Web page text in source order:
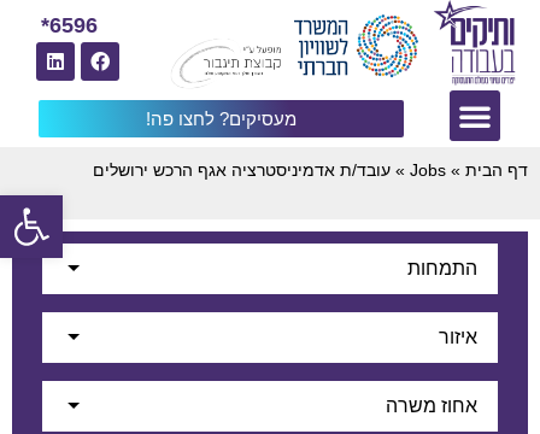
מעסיקים? לחצו פה!
6596*
דף הבית »
Jobs
» עובד/ת אדמיניסטרציה אגף הרכש ירושלים
התמחות
איזור
אחוז משרה